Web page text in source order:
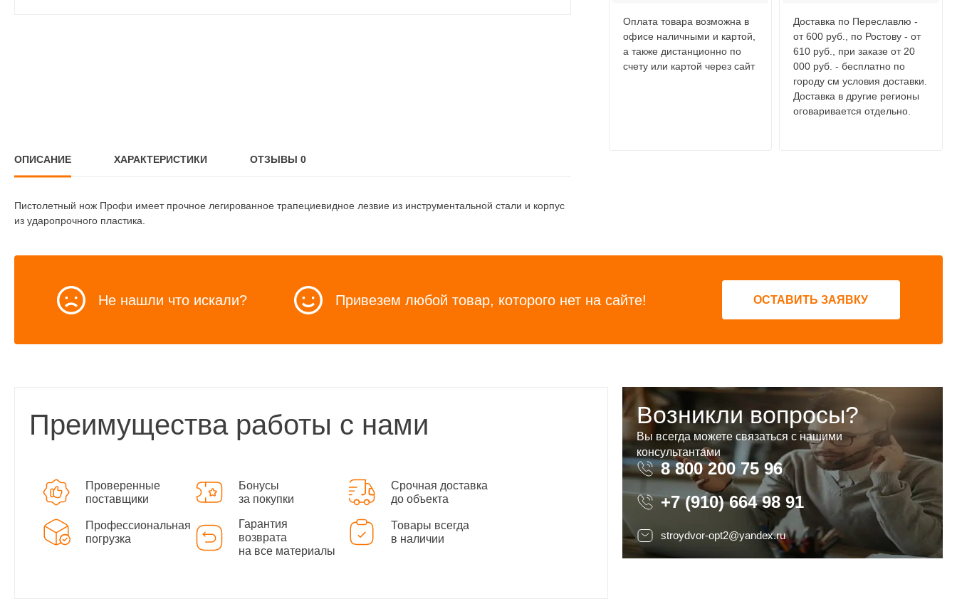
Оплата товара возможна в
офисе наличными и картой,
а также дистанционно по
счету или картой через сайт
Доставка по Переславлю -
от 600 руб., по Ростову - от
610 руб., при заказе от 20
000 руб. - бесплатно по
городу см условия доставки.
Доставка в другие регионы
оговаривается отдельно.
ОПИСАНИЕ ХАРАКТЕРИСТИКИ ОТЗЫВЫ 0
Пистолетный нож Профи имеет прочное легированное трапециевидное лезвие из инструментальной стали и корпус
из ударопрочного пластика.
Не нашли что искали? Привезем любой товар, которого нет на сайте! ОСТАВИТЬ ЗАЯВКУ
Преимущества работы с нами
Проверенные
поставщики
Бонусы
за покупки
Срочная доставка
до объекта
Профессиональная
погрузка
Гарантия
возврата
на все материалы
Товары всегда
в наличии
Возникли вопросы?
Вы всегда можете связаться с нашими
консультантами
8 800 200 75 96 8 800 200 75 96
+7 (910) 664 98 91
stroydvor-opt2@yandex.ru